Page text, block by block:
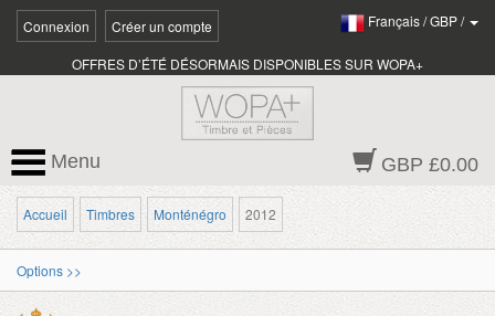
Connexion Créer un compte Français/GBP/
OFFRES D’ÉTÉ DÉSORMAIS DISPONIBLES SUR WOPA+
GBP £0.00
Menu
Accueil Timbres Monténégro 2012
Options >>